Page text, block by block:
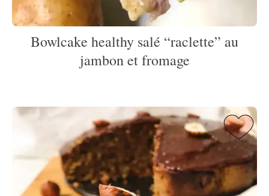
Bowlcake healthy salé “raclette” au
jambon et fromage